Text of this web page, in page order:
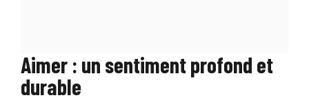
Aimer : un sentiment profond et
durable